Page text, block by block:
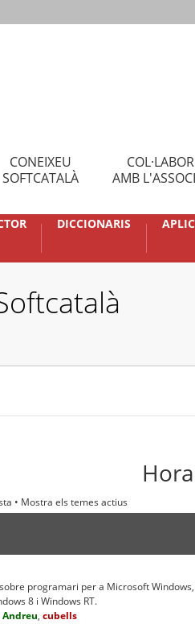
CONEIXEU
SOFTCATALÀ
AMB
DICCIONARIS
• Mostra els temes actius
programari per a Microsoft Windows,
8 i Windows RT.
Andreu,cubells